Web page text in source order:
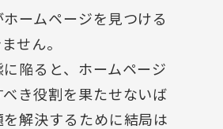
ームページを見つける
せん。
陥ると、ホームページ
き役割を果たせないば
解決するために結局は